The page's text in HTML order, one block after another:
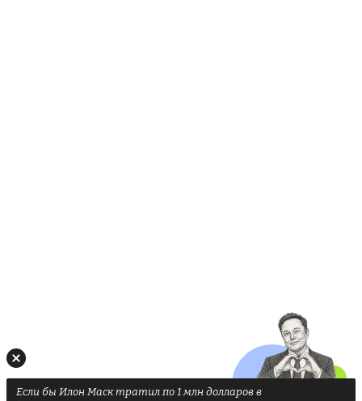
Если бы Илон Маск тратил по 1 млн долларов в